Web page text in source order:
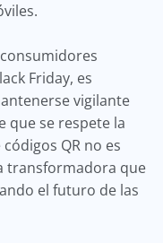
Friday, es
vigilante
que se respete la
QR no es
transformadora que
el futuro de las